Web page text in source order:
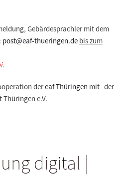
Gebärdesprachler mit dem
post@eaf-thueringen.de bis zum
dereaf Thüringen mit der
Thüringen e.V.
digital |